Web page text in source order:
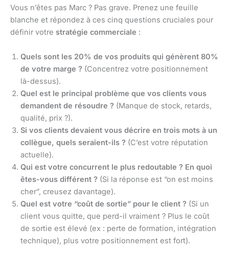
Vous n’êtes pas Marc ? Pas grave. Prenez une feuille
blanche et répondez à ces cinq questions cruciales pour
définir votre stratégie commerciale :
Quels sont les 20% de vos produits qui génèrent 80%
de votre marge ? (Concentrez votre positionnement
là-dessus).
Quel est le principal problème que vos clients vous
demandent de résoudre ? (Manque de stock, retards,
qualité, prix ?).
Si vos clients devaient vous décrire en trois mots à un
collègue, quels seraient-ils ? (C’est votre réputation
actuelle).
Qui est votre concurrent le plus redoutable ? En quoi
êtes-vous différent ? (Si la réponse est “on est moins
cher”, creusez davantage).
Quel est votre “coût de sortie” pour le client ? (Si un
client vous quitte, que perd-il vraiment ? Plus le coût
de sortie est élevé (ex : perte de formation, intégration
technique), plus votre positionnement est fort).